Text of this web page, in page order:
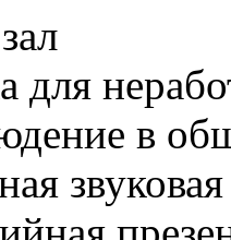
для
в